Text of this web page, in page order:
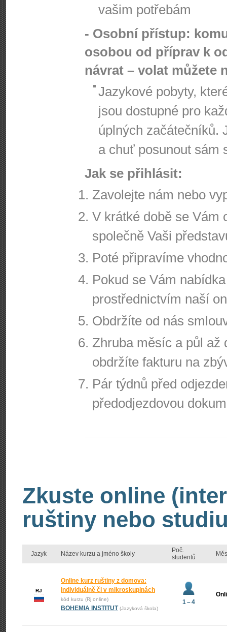
vašim potřebám
- Osobní přístup:
osobou od příprav k
návrat – volat můžete
Jazykové pobyty,
jsou dostupné pro
úplných začátečníků.
a chuť posunout sám
Jak se přihlásit:
Zavolejte nám nebo
V krátké době se Vám
společně Vaši
Poté připravíme
Pokud se Vám
prostřednictvím naší
Obdržíte od nás
Zhruba měsíc a půl až
obdržíte fakturu na
Pár týdnů před
předodjezdovou
Zkuste online
ruštiny nebo
Jazyk Název kurzu a jméno školy
Poč.
studentů
RJ
Online kurz ruštiny z domova:
individuálně či v mikroskupinách
kód kurzu (Rj online)
BOHEMIA INSTITUT (Jazyková škola)
1 – 4